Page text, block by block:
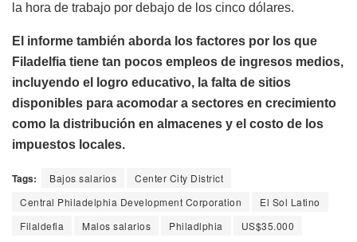
la hora de trabajo por debajo de los cinco dólares.
El informe también aborda los factores por los que
Filadelfia tiene tan pocos empleos de ingresos medios,
incluyendo el logro educativo, la falta de sitios
disponibles para acomodar a sectores en crecimiento
como la distribución en almacenes y el costo de los
impuestos locales.
Tags: Bajos salarios
Center City District
Central Philadelphia Development Corporation
El Sol Latino
Filaldefia
Malos salarios Philadlphia US$35.000